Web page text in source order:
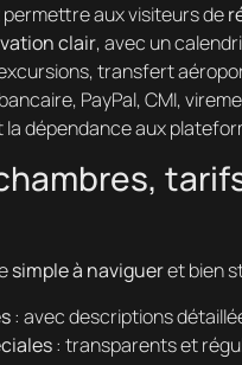
aux visiteurs de
clair, avec un
transfert
PayPal, CMI,
la dépendance aux
simple à navigueret bien
: avec descriptions
: transparents et